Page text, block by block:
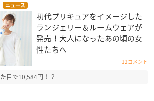
ニュース
初代プリキュアをイメージした
ランジェリー＆ルームウェアが
発売！大人になったあの頃の女
性たちへ
12コメント
目で10,584円！？